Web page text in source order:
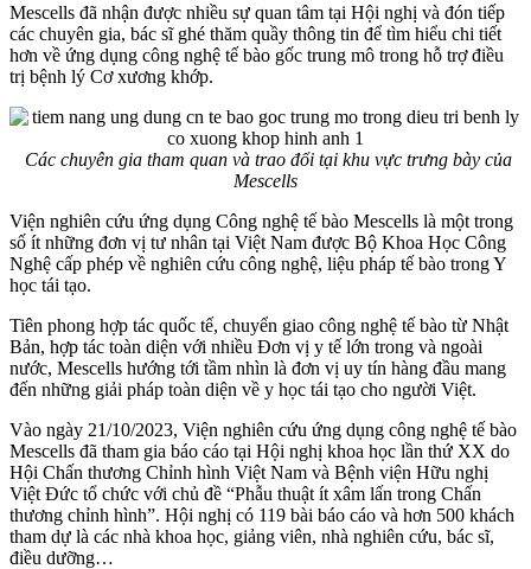
Mescells đã nhận được nhiều sự quan tâm tại Hội nghị và đón tiếp
các chuyên gia, bác sĩ ghé thăm quầy thông tin để tìm hiểu chi tiết
hơn về ứng dụng công nghệ tế bào gốc trung mô trong hỗ trợ điều
trị bệnh lý Cơ xương khớp.
Các chuyên gia tham quan và trao đổi tại khu vực trưng bày của
Mescells
Viện nghiên cứu ứng dụng Công nghệ tế bào Mescells là một trong
số ít những đơn vị tư nhân tại Việt Nam được Bộ Khoa Học Công
Nghệ cấp phép về nghiên cứu công nghệ, liệu pháp tế bào trong Y
học tái tạo.
Tiên phong hợp tác quốc tế, chuyển giao công nghệ tế bào từ Nhật
Bản, hợp tác toàn diện với nhiều Đơn vị y tế lớn trong và ngoài
nước, Mescells hướng tới tầm nhìn là đơn vị uy tín hàng đầu mang
đến những giải pháp toàn diện về y học tái tạo cho người Việt.
Vào ngày 21/10/2023, Viện nghiên cứu ứng dụng công nghệ tế bào
Mescells đã tham gia báo cáo tại Hội nghị khoa học lần thứ XX do
Hội Chấn thương Chỉnh hình Việt Nam và Bệnh viện Hữu nghị
Việt Đức tổ chức với chủ đề “Phẫu thuật ít xâm lấn trong Chấn
thương chỉnh hình”. Hội nghị có 119 bài báo cáo và hơn 500 khách
tham dự là các nhà khoa học, giảng viên, nhà nghiên cứu, bác sĩ,
điều dưỡng…